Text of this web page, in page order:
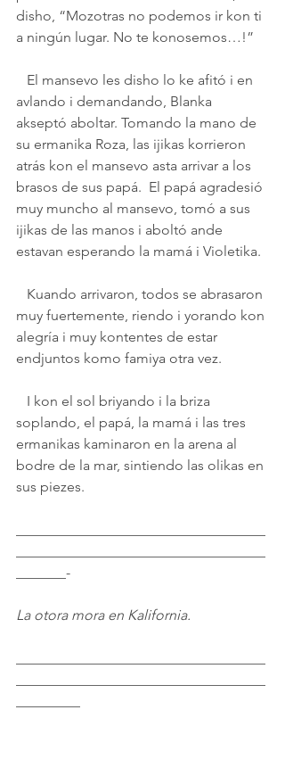
disho, “Mozotras no podemos ir kon ti
a ningún lugar. No te konosemos…!”
avlando i demandando, Blanka
akseptó aboltar. Tomando la mano de
su ermanika Roza, las ijikas korrieron
atrás kon el mansevo asta arrivar a los
brasos de sus papá.  El papá agradesió
muy muncho al mansevo, tomó a sus
ijikas de las manos i aboltó ande
estavan esperando la mamá i Violetika.
muy fuertemente, riendo i yorando kon
alegría i muy kontentes de estar
endjuntos komo famiya otra vez.
soplando, el papá, la mamá i las tres
ermanikas kaminaron en la arena al
bodre de la mar, sintiendo las olikas en
sus piezes.
_______-
La otora mora en Kalifornia.